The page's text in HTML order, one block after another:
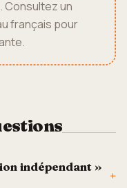
Consultez un
français pour
indépendant »
+